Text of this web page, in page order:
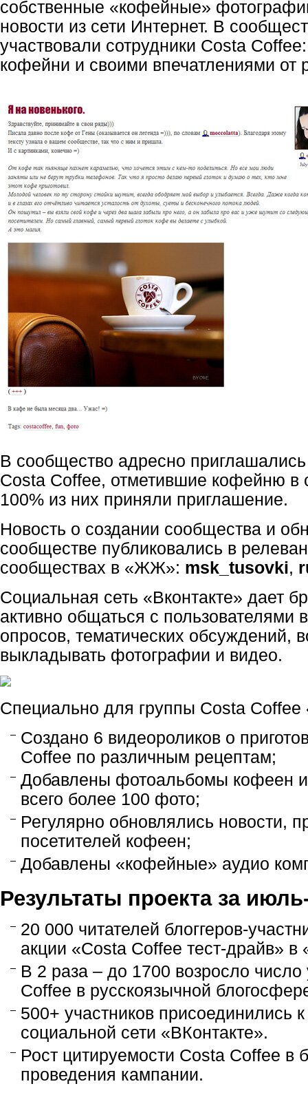
собственные «кофейные»
новости из сети Интернет. В
участвовали сотрудники Costa
кофейни и своими впечатлениями от
В сообщество адресно
Costa Coffee, отметившие кофейню в
100% из них приняли приглашение.
Новость о создании сообщества и
сообществе публиковались в
сообществах в «ЖЖ»: msk_tusovki,
Социальная сеть «Вконтакте» дает
активно общаться с пользователями
опросов, тематических обсуждений,
выкладывать фотографии и видео.
Специально для группы Costa Coffee
Cоздано 6 видеороликов о
Coffee по различным рецептам;
Добавлены фотоальбомы кофеен
всего более 100 фото;
Регулярно обновлялись новости,
посетителей кофеен;
Добавлены «кофейные» аудио
Результаты проекта за
20 000 читателей блоггеров-
акции «Costa Coffee тест-драйв»
В 2 раза – до 1700 возросло
Coffee в русскоязычной
500+ участников присоединились
социальной сети «ВКонтакте».
Рост цитируемости Costa Coffee в
проведения кампании.